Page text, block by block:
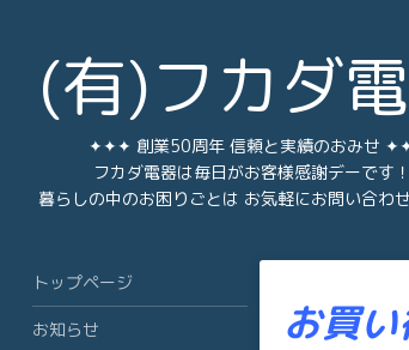
(有)フカダ
✦✦✦ 創業50周年 信頼と実績のおみせ
フカダ電器は毎日がお客様感謝デーです！
暮らしの中のお困りごとは お気軽にお問い合わ
お買
トップページ
お知らせ